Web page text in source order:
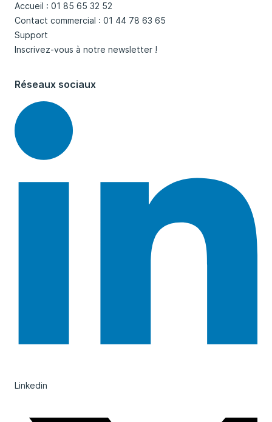
Accueil : 01 85 65 32 52
Contact commercial : 01 44 78 63 65
Support
Inscrivez-vous à notre newsletter !
Réseaux sociaux
Linkedin